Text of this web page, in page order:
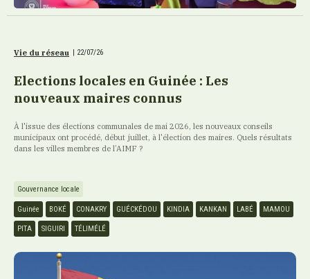
Vie du réseau 22/07/26
Elections locales en Guinée : Les
nouveaux maires connus
À l'issue des élections communales de mai 2026, les nouveaux conseils
municipaux ont procédé, début juillet, à l'élection des maires. Quels résultats
dans les villes membres de l’AIMF ?
Gouvernance locale
Guinée BOKÉ CONAKRY GUÉCKÉDOU KINDIA KANKAN LABÉ MAMOU
PITA SIGUIRI TÉLIMÉLÉ